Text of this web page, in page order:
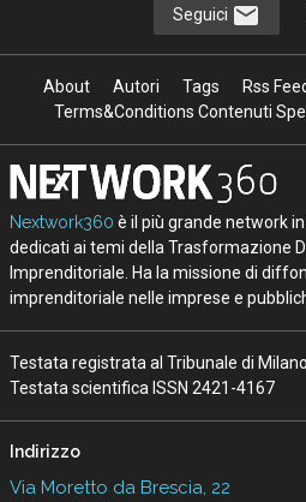
Seguici
About Autori Tags Rss
Terms&Conditions Contenuti
Nextwork360 è il più grande network
dedicati ai temi della Trasformazione
Imprenditoriale. Ha la missione di
imprenditoriale nelle imprese e
Testata registrata al Tribunale di
Testata scientifica ISSN 2421-4167
Indirizzo
Via Moretto da Brescia, 22